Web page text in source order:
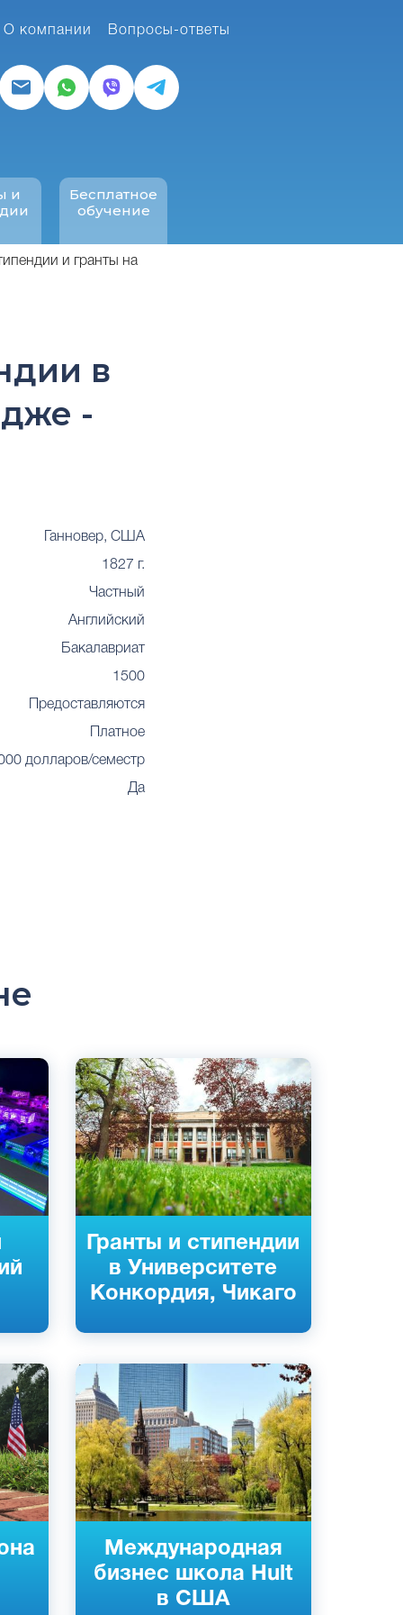
О компании Вопросы-ответы
и
Бесплатное
обучение
и гранты на
в
-
Ганновер, США
1827 г.
Частный
Английский
Бакалавриат
1500
Предоставляются
Платное
долларов/семестр
Да
Гранты и стипендии
в Университете
Конкордия, Чикаго
Английский
Ривер Форест, США
Частный
Международная
бизнес школа Hult
в США
Английский
Сан-Франциско, Бостон, Нью-Йорк,
США
Частный